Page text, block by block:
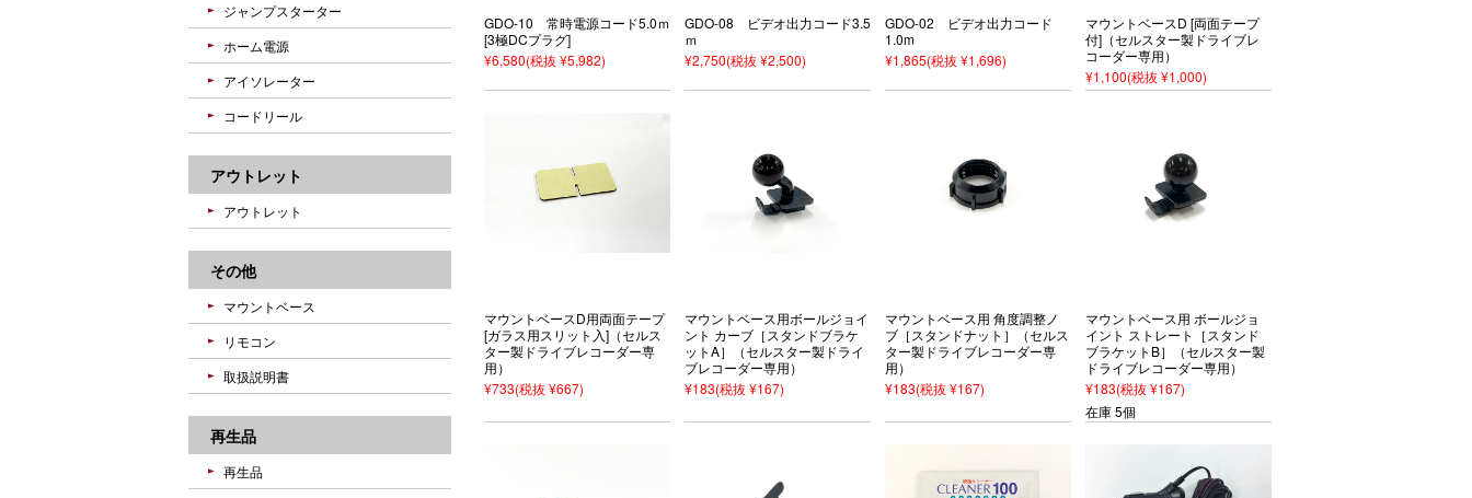
GDO-10 常時電源コード5.0ｍ
[3極DCプラグ]
¥6,580(税抜 ¥5,982)
GDO-08 ビデオ出力コード3.5
ｍ
¥2,750(税抜 ¥2,500)
GDO-02 ビデオ出力コード
1.0m
¥1,865(税抜 ¥1,696)
マウントベースD [両面テープ
付]（セルスター製ドライブレ
コーダー専用）
¥1,100(税抜 ¥1,000)
マウントベースD用両面テープ
[ガラス用スリット入]（セルス
ター製ドライブレコーダー専
用）
¥733(税抜 ¥667)
マウントベース用ボールジョイ
ント カーブ［スタンドブラケ
ットA］（セルスター製ドライ
ブレコーダー専用）
¥183(税抜 ¥167)
マウントベース用 角度調整ノ
ブ［スタンドナット］（セルス
ター製ドライブレコーダー専
用）
¥183(税抜 ¥167)
マウントベース用 ボールジョ
イント ストレート［スタンド
ブラケットB］（セルスター製
ドライブレコーダー専用）
¥183(税抜 ¥167)
在庫 5個
ジャンプスターター
ホーム電源
アイソレーター
コードリール
アウトレット
アウトレット
その他
マウントベース
リモコン
取扱説明書
再生品
再生品